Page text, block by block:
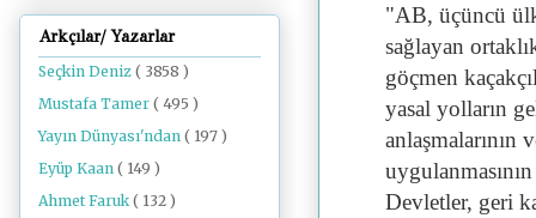
"AB, üçüncü
sağlayan
göçmen
yasal yolların
Devletler, geri
Arkçılar/ Yazarlar
Seçkin Deniz ( 3858 )
Mustafa Tamer ( 495 )
Yayın Dünyası'ndan ( 197 )
Eyüp Kaan ( 149 )
Ahmet Faruk ( 132 )